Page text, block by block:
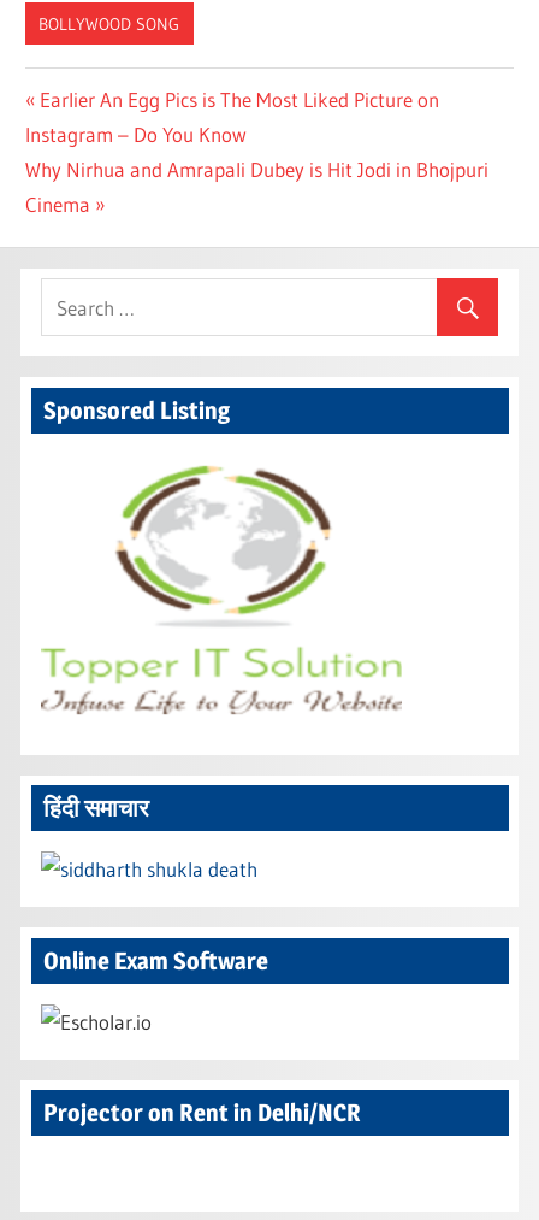
BOLLYWOOD SONG
Post
navigation
Previous
Post:
Earlier An Egg Pics is The Most Liked Picture on
Instagram – Do You Know
Next
Post:
Why Nirhua and Amrapali Dubey is Hit Jodi in Bhojpuri
Cinema
Sponsored Listing
हिंदी समाचार
Online Exam Software
Projector on Rent in Delhi/NCR